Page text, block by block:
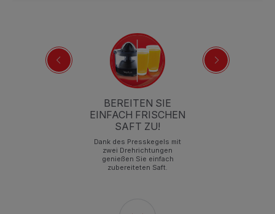
BEREITEN SIE
EINFACH FRISCHEN
SAFT ZU!
Dank des Presskegels mit
zwei Drehrichtungen
genießen Sie einfach
zubereiteten Saft.